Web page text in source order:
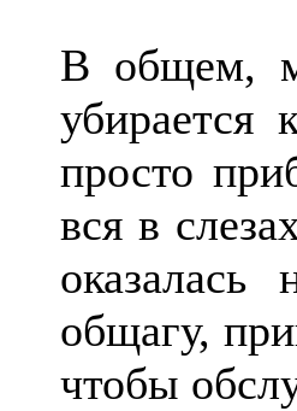
В общем,
убирается
просто
вся в
оказалась
общагу,
чтобы